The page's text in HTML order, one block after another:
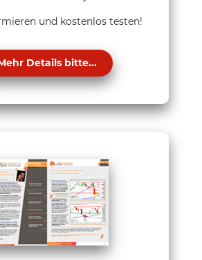
und kostenlos testen!
Details bitte...